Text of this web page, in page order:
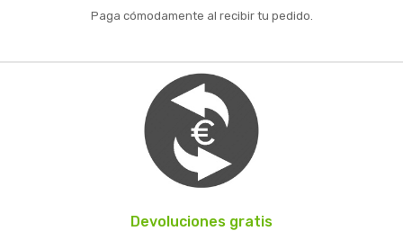
Paga cómodamente al recibir tu pedido.
Devoluciones gratis